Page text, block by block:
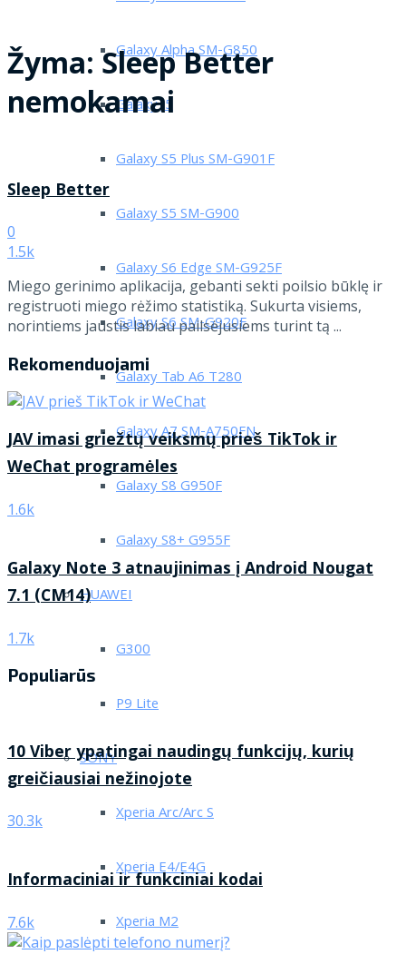
Galaxy Alpha SM-G850
Galaxy J5
Galaxy S5 Plus SM-G901F
Galaxy S5 SM-G900
Galaxy S6 Edge SM-G925F
Galaxy S6 SM-G920F
Galaxy Tab A6 T280
Galaxy A7 SM-A750FN
Galaxy S8 G950F
Galaxy S8+ G955F
HUAWEI
G300
P9 Lite
SONY
Xperia Arc/Arc S
Xperia E4/E4G
Xperia M2
Žyma:Sleep Better
nemokamai
Sleep Better
0
1.5k
Miego gerinimo aplikacija, gebanti sekti poilsio būklę ir
registruoti miego rėžimo statistiką. Sukurta visiems,
norintiems jaustis labiau pailsėjusiems turint tą ...
Rekomenduojami
JAV imasi griežtų veiksmų prieš TikTok ir
WeChat programėles
1.6k
Galaxy Note 3 atnaujinimas į Android Nougat
7.1 (CM14)
1.7k
Populiarūs
10 Viber ypatingai naudingų funkcijų, kurių
greičiausiai nežinojote
30.3k
Informaciniai ir funkciniai kodai
7.6k